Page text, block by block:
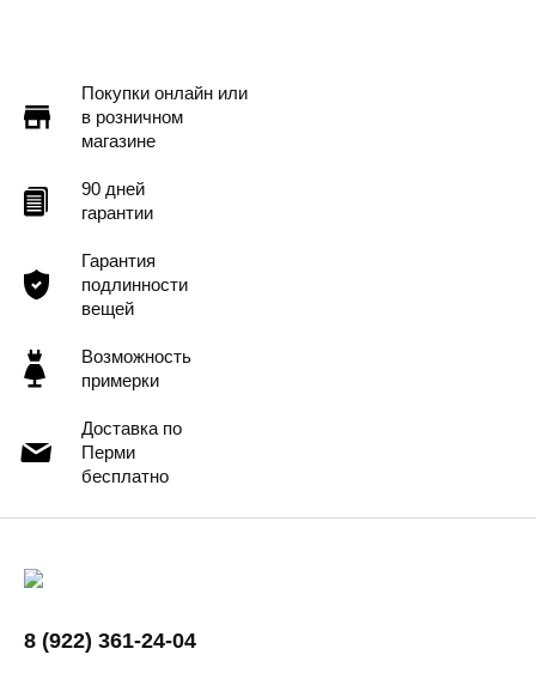
Покупки онлайн или
в розничном
магазине
90 дней
гарантии
Гарантия
подлинности
вещей
Возможность
примерки
Доставка по
Перми
бесплатно
8 (922) 361-24-04